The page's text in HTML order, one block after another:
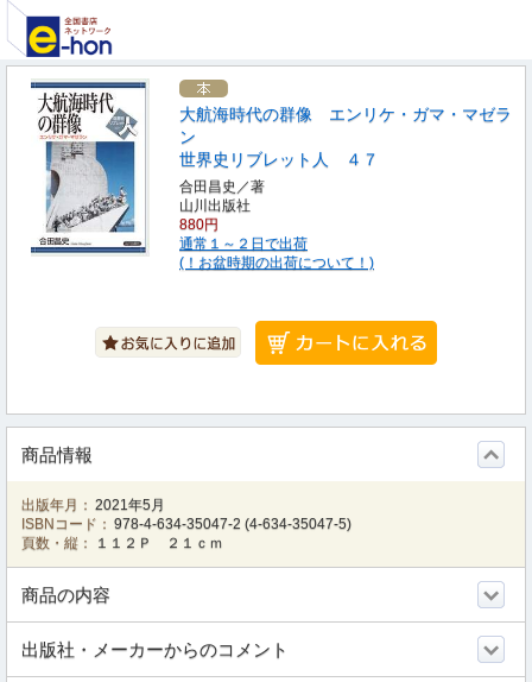
大航海時代の群像 エンリケ・ガマ・マゼラ
ン
世界史リブレット人 ４７
合田昌史／著
山川出版社
880円
通常１～２日で出荷
(！お盆時期の出荷について！)
商品情報
出版年月： 2021年5月
ISBNコード： 978-4-634-35047-2 (4-634-35047-5)
頁数・縦：
１１２Ｐ ２１ｃｍ
商品の内容
出版社・メーカーからのコメント